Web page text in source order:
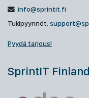
info@sprintit.fi
Tukipyynnöt:
Pyydä tarjous!
SprintIT